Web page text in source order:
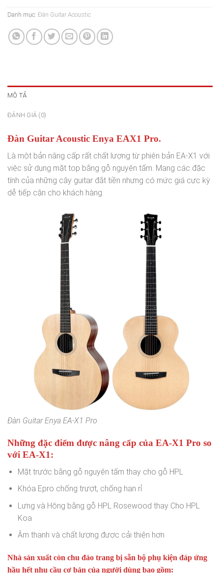
Danh mục: Đàn Guitar Acoustic
MÔ TẢ
ĐÁNH GIÁ (0)
Đàn Guitar Acoustic Enya EAX1 Pro.
Là một bản nâng cấp rất chất lượng từ phiên bản EA-X1 với
việc sử dụng mặt top bằng gỗ nguyên tấm. Mang các đặc
tính của những cây guitar đắt tiền nhưng có mức giá cực kỳ
dễ tiếp cận cho khách hàng.
Đàn Guitar Enya EA-X1 Pro
Những đặc điểm được nâng cấp của EA-X1 Pro so
với EA-X1:
Mặt trước bằng gỗ nguyên tấm thay cho gỗ HPL
Khóa Epro chống trượt, chống han rỉ
Lưng và Hông bằng gỗ HPL Rosewood thay Cho HPL
Koa
Âm thanh và chất lượng được cải thiện hơn
Nhà sản xuất còn chu đáo trang bị sẵn bộ phụ kiện đáp ứng
hầu hết nhu cầu cơ bản của người dùng bao gồm: